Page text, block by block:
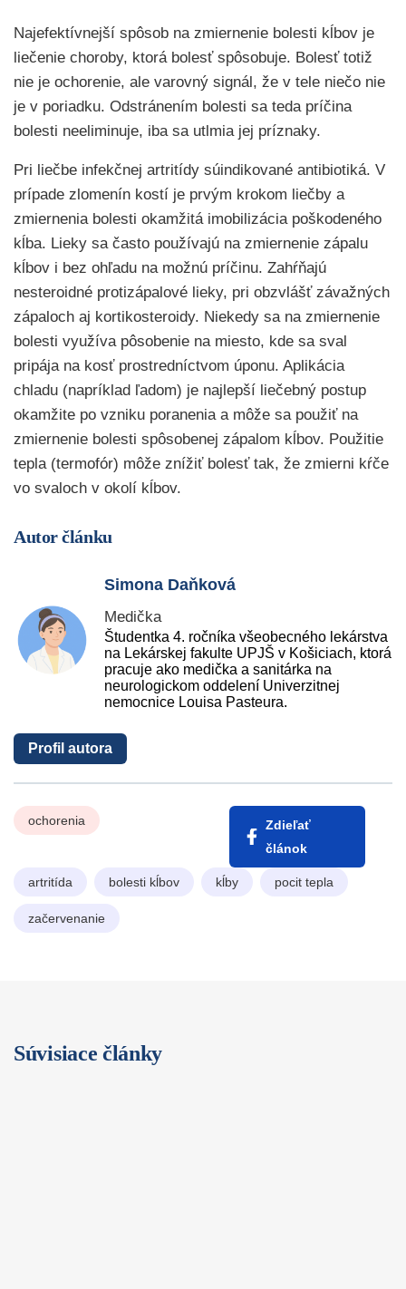
Najefektívnejší spôsob na zmiernenie bolesti kĺbov je
liečenie choroby, ktorá bolesť spôsobuje. Bolesť totiž
nie je ochorenie, ale varovný signál, že v tele niečo nie
je v poriadku. Odstránením bolesti sa teda príčina
bolesti neeliminuje, iba sa utlmia jej príznaky.
Pri liečbe infekčnej artritídy súindikované antibiotiká. V
prípade zlomenín kostí je prvým krokom liečby a
zmiernenia bolesti okamžitá imobilizácia poškodeného
kĺba. Lieky sa často používajú na zmiernenie zápalu
kĺbov i bez ohľadu na možnú príčinu. Zahŕňajú
nesteroidné protizápalové lieky, pri obzvlášť závažných
zápaloch aj kortikosteroidy. Niekedy sa na zmiernenie
bolesti využíva pôsobenie na miesto, kde sa sval
pripája na kosť prostredníctvom úponu. Aplikácia
chladu (napríklad ľadom) je najlepší liečebný postup
okamžite po vzniku poranenia a môže sa použiť na
zmiernenie bolesti spôsobenej zápalom kĺbov. Použitie
tepla (termofór) môže znížiť bolesť tak, že zmierni kŕče
vo svaloch v okolí kĺbov.
Autor článku
Simona Daňková
Medička
Študentka 4. ročníka všeobecného lekárstva
na Lekárskej fakulte UPJŠ v Košiciach, ktorá
pracuje ako medička a sanitárka na
neurologickom oddelení Univerzitnej
nemocnice Louisa Pasteura.
Profil autora
ochorenia
Zdieľať
článok
artritída bolesti kĺbov kĺby pocit tepla
začervenanie
Súvisiace články